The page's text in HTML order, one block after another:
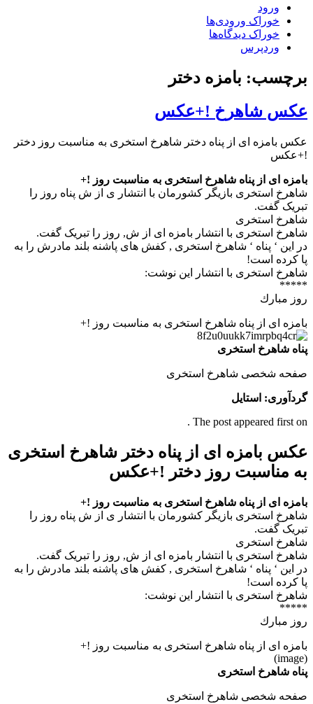
ورود
خوراک ورودی‌ها
خوراک دیدگاه‌ها
وردپرس
برچسب: بامزه دختر
عکس شاهرخ !+عکس
عکس بامزه ای از پناه دختر شاهرخ استخری به مناسبت روز دختر
!+عکس
بامزه ای از پناه شاهرخ استخری به مناسبت روز !+
شاهرخ استخری بازیگر کشورمان با انتشار ی از ش پناه روز را
تبریک گفت.
شاهرخ استخری
شاهرخ استخری با انتشار بامزه ای از ش, روز را تبریک گفت.
در این ‘ پناه ‘ شاهرخ استخری , کفش های پاشنه بلند مادرش را به
پا کرده است!
شاهرخ استخری با انتشار این نوشت:
*****
روز مبارك
بامزه ای از پناه شاهرخ استخری به مناسبت روز !+
پناه شاهرخ استخری
صفحه شخصی شاهرخ استخری
گردآوری: استایل
The post appeared first on .
عکس بامزه ای از پناه دختر شاهرخ استخری
به مناسبت روز دختر !+عکس
بامزه ای از پناه شاهرخ استخری به مناسبت روز !+
شاهرخ استخری بازیگر کشورمان با انتشار ی از ش پناه روز را
تبریک گفت.
شاهرخ استخری
شاهرخ استخری با انتشار بامزه ای از ش, روز را تبریک گفت.
در این ‘ پناه ‘ شاهرخ استخری , کفش های پاشنه بلند مادرش را به
پا کرده است!
شاهرخ استخری با انتشار این نوشت:
*****
روز مبارك
بامزه ای از پناه شاهرخ استخری به مناسبت روز !+
(image)
پناه شاهرخ استخری
صفحه شخصی شاهرخ استخری